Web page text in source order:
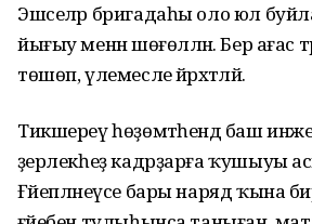
Эшселәр бригадаһы оло юл
йығыу менән шөғөлләнә. Бер ағас
төшөп, үлемесле йәрәхәтләй.
Тикшереү һөҙөмтәһендә баш
әҙерлекһеҙ кадрҙарға ҡушыуы
Ғәйепләнеүсе бары наряд ҡына